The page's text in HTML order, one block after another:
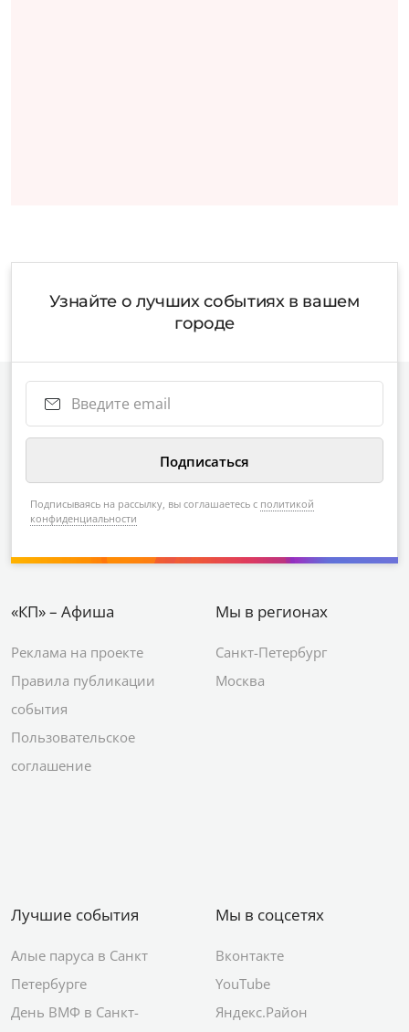
Узнайте о лучших событиях в вашем
городе
Подписываясь на рассылку, вы соглашаетесь с политикой
конфиденциальности
«КП» – Афиша
Реклама на проекте
Правила публикации
события
Пользовательское
соглашение
Мы в регионах
Санкт-Петербург
Москва
Лучшие события
Алые паруса в Санкт
Петербурге
День ВМФ в Санкт-
Мы в соцсетях
Вконтакте
YouTube
Яндекс.Район